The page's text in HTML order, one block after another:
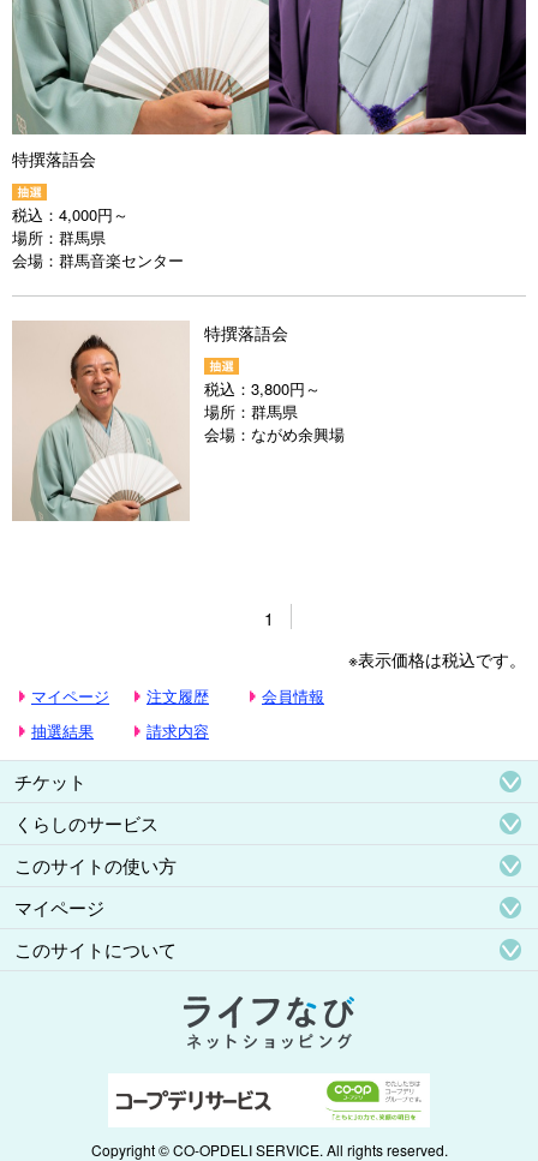
特撰落語会
税込： 4,000円～
場所： 群馬県
会場： 群馬音楽センター
特撰落語会
税込： 3,800円～
場所： 群馬県
会場： ながめ余興場
1
※表示価格は税込です。
マイページ 注文履歴
会員情報
抽選結果
請求内容
チケット
くらしのサービス
このサイトの使い方
マイページ
このサイトについて
Copyright © CO-OPDELI SERVICE. All rights reserved.